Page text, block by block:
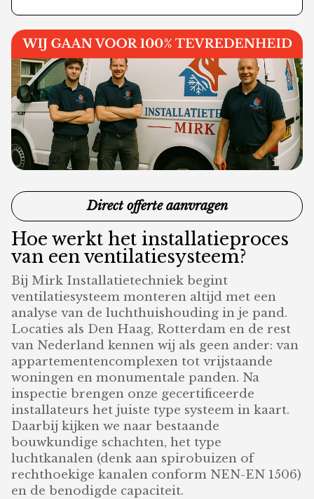
Direct offerte aanvragen
Hoe werkt het installatieproces
van een ventilatiesysteem?
Bij Mirk Installatietechniek begint
ventilatiesysteem monteren altijd met een
analyse van de luchthuishouding in je pand.
Locaties als Den Haag, Rotterdam en de rest
van Nederland kennen wij als geen ander: van
appartementencomplexen tot vrijstaande
woningen en monumentale panden. Na
inspectie brengen onze gecertificeerde
installateurs het juiste type systeem in kaart.
Daarbij kijken we naar bestaande
bouwkundige schachten, het type
luchtkanalen (denk aan spirobuizen of
rechthoekige kanalen conform NEN-EN 1506)
en de benodigde capaciteit.